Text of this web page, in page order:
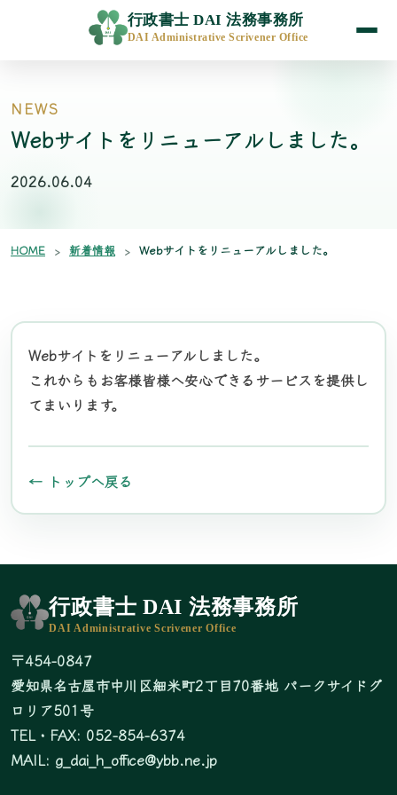
行政書士 DAI 法務事務所
DAI Administrative Scrivener Office
NEWS
Webサイトをリニューアルしました。
2026.06.04
HOME 新着情報 Webサイトをリニューアルしました。
Webサイトをリニューアルしました。
これからもお客様皆様へ安心できるサービスを提供し
てまいります。
← トップへ戻る
行政書士 DAI 法務事務所
DAI Administrative Scrivener Office
〒454-0847
愛知県名古屋市中川区細米町2丁目70番地 パークサイドグ
ロリア501号
TEL・FAX: 052-854-6374
MAIL: g_dai_h_office@ybb.ne.jp